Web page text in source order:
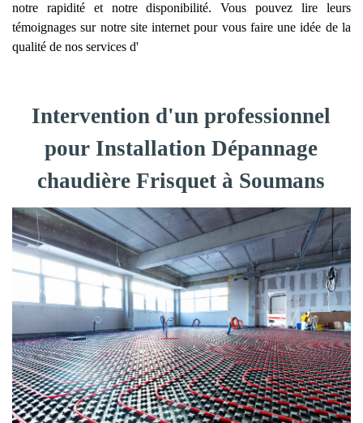
notre rapidité et notre disponibilité. Vous pouvez lire leurs
témoignages sur notre site internet pour vous faire une idée de la
qualité de nos services d'
Intervention d'un professionnel
pour Installation Dépannage
chaudière Frisquet à Soumans